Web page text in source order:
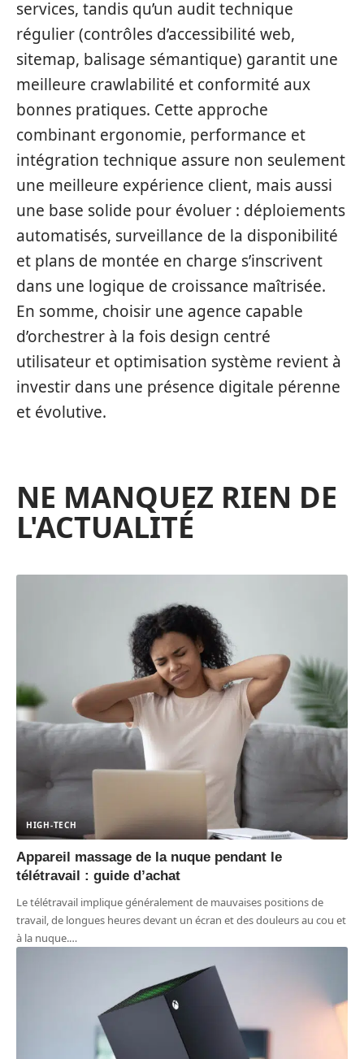
services, tandis qu’un audit technique
régulier (contrôles d’accessibilité web,
sitemap, balisage sémantique) garantit une
meilleure crawlabilité et conformité aux
bonnes pratiques. Cette approche
combinant ergonomie, performance et
intégration technique assure non seulement
une meilleure expérience client, mais aussi
une base solide pour évoluer : déploiements
automatisés, surveillance de la disponibilité
et plans de montée en charge s’inscrivent
dans une logique de croissance maîtrisée.
En somme, choisir une agence capable
d’orchestrer à la fois design centré
utilisateur et optimisation système revient à
investir dans une présence digitale pérenne
et évolutive.
NE MANQUEZ RIEN DE
L'ACTUALITÉ
HIGH-TECH
Appareil massage de la nuque pendant le
télétravail : guide d’achat
Le télétravail implique généralement de mauvaises positions de
travail, de longues heures devant un écran et des douleurs au cou et
à la nuque.…